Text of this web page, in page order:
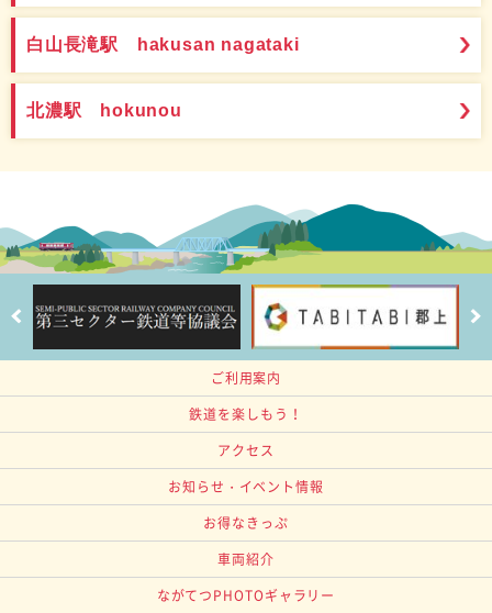
白山長滝駅 hakusan nagataki
北濃駅 hokunou
ご利用案内
鉄道を楽しもう！
アクセス
お知らせ・イベント情報
お得なきっぷ
車両紹介
ながてつPHOTOギャラリー